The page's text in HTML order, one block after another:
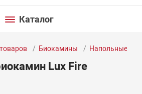
Каталог
Биокамины Напольные
Lux Fire